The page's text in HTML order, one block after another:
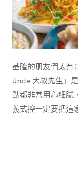
基隆的朋友們太有
Uncle 大叔先生」
點都非常用心細膩
義式控一定要把這